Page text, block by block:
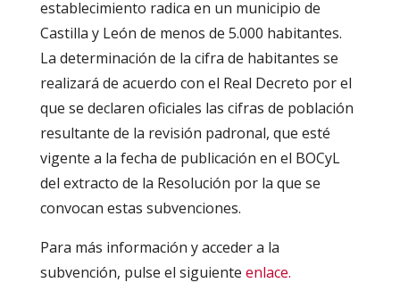
establecimiento radica en un municipio de
Castilla y León de menos de 5.000 habitantes.
La determinación de la cifra de habitantes se
realizará de acuerdo con el Real Decreto por el
que se declaren oficiales las cifras de población
resultante de la revisión padronal, que esté
vigente a la fecha de publicación en el BOCyL
del extracto de la Resolución por la que se
convocan estas subvenciones.
Para más información y acceder a la
subvención, pulse el siguiente enlace.